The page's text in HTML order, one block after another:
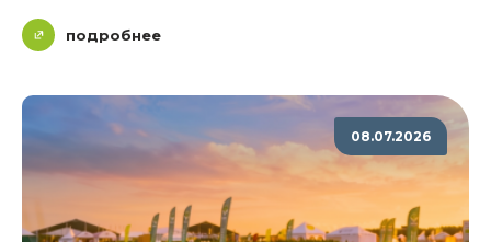
подробнее
08.07.2026